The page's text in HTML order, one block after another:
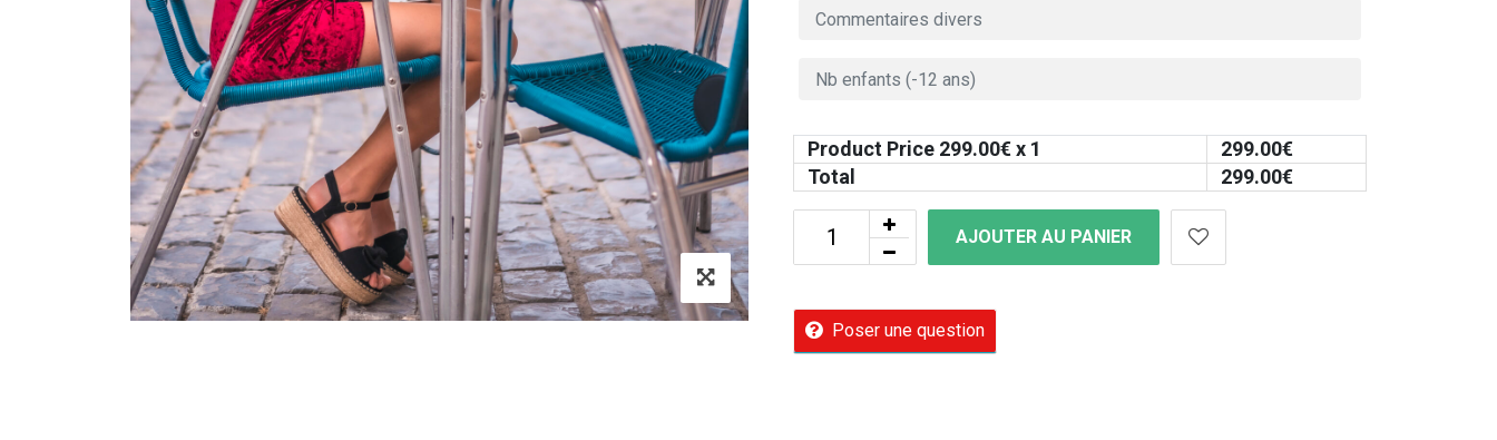
Product Price 299.00€ x 1 299.00€
Total
299.00€
AJOUTER AU PANIER
Poser une question